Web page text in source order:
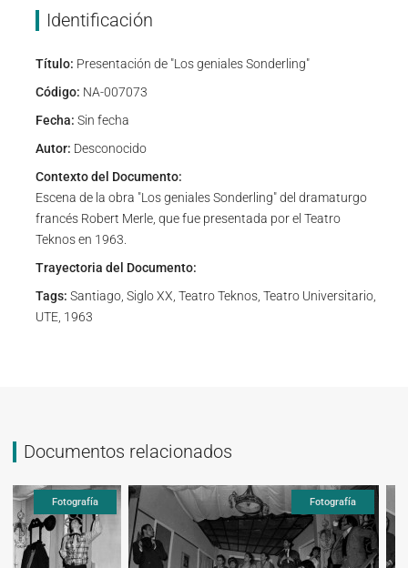
Identificación
Título: Presentación de "Los geniales Sonderling"
Código: NA-007073
Fecha: Sin fecha
Autor: Desconocido
Contexto del Documento:
Escena de la obra "Los geniales Sonderling" del dramaturgo
francés Robert Merle, que fue presentada por el Teatro
Teknos en 1963.
Trayectoria del Documento:
Tags: Santiago, Siglo XX, Teatro Teknos, Teatro Universitario,
UTE, 1963
Documentos relacionados
Fotografía Fotografía